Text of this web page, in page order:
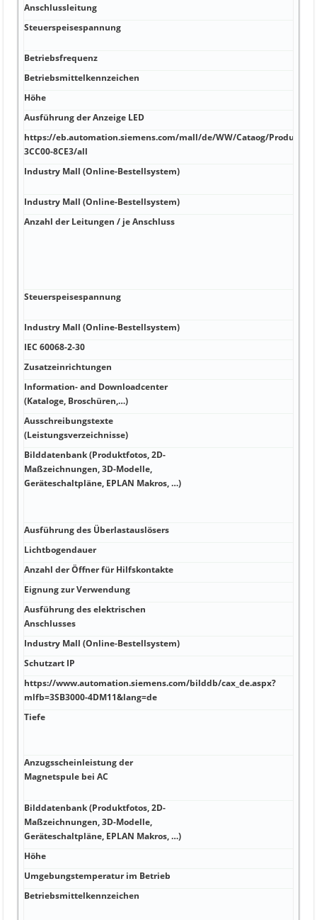
Anschlussleitung
Steuerspeisespannung
Betriebsfrequenz
Betriebsmittelkennzeichen
Höhe
Ausführung der Anzeige LED
https://eb.automation.siemens.com/mall/de/WW/Cataog/Product/
3CC00-8CE3/all
Industry Mall (Online-Bestellsystem)
Industry Mall (Online-Bestellsystem)
Anzahl der Leitungen / je Anschluss
Steuerspeisespannung
Industry Mall (Online-Bestellsystem)
IEC 60068-2-30
Zusatzeinrichtungen
Information- and Downloadcenter
(Kataloge, Broschüren,…)
Ausschreibungstexte
(Leistungsverzeichnisse)
Bilddatenbank (Produktfotos, 2D-
Maßzeichnungen, 3D-Modelle,
Geräteschaltpläne, EPLAN Makros, …)
Ausführung des Überlastauslösers
Lichtbogendauer
Anzahl der Öffner für Hilfskontakte
Eignung zur Verwendung
Ausführung des elektrischen
Anschlusses
Industry Mall (Online-Bestellsystem)
Schutzart IP
https://www.automation.siemens.com/bilddb/cax_de.aspx?
mlfb=3SB3000-4DM11&lang=de
Tiefe
Anzugsscheinleistung der
Magnetspule bei AC
Bilddatenbank (Produktfotos, 2D-
Maßzeichnungen, 3D-Modelle,
Geräteschaltpläne, EPLAN Makros, …)
Höhe
Umgebungstemperatur im Betrieb
Betriebsmittelkennzeichen